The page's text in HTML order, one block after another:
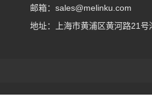
邮箱：sales@melinku.com
地址：上海市黄浦区黄河路21号